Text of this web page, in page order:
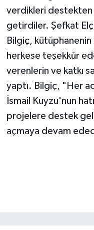
verdikleri destekten
getirdiler. Şefkat
Bilgiç, kütüphanenin
herkese teşekkür
verenlerin ve katkı
yaptı. Bilgiç, "Her
İsmail Kuyzu'nun
projelere destek
açmaya devam